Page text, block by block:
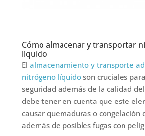
Cómo almacenar y transportar
líquido
El almacenamiento y transporte
nitrógeno líquidoson cruciales
seguridad además de la calidad
debe tener en cuenta que este
causar quemaduras o congelación
además de posibles fugas con